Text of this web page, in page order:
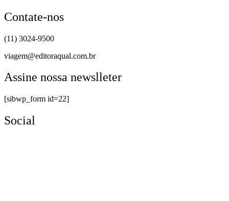
Contate-nos
(11) 3024-9500
viagem@editoraqual.com.br
Assine nossa newslleter
[sibwp_form id=22]
Social